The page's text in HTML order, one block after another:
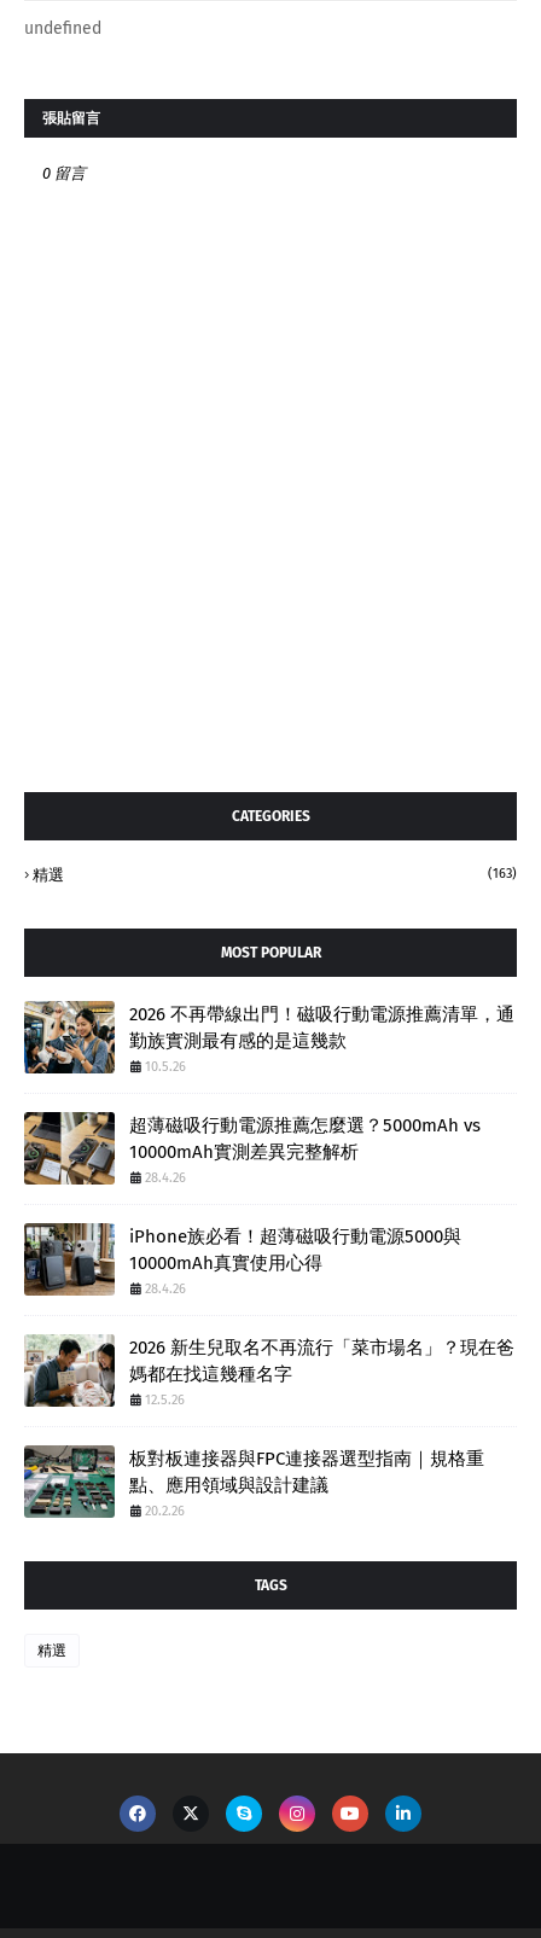
undefined
張貼留言
0 留言
CATEGORIES
精選 (163)
MOST POPULAR
2026 不再帶線出門！磁吸行動電源推薦清單，通
勤族實測最有感的是這幾款
10.5.26
超薄磁吸行動電源推薦怎麼選？5000mAh vs
10000mAh實測差異完整解析
28.4.26
iPhone族必看！超薄磁吸行動電源5000與
10000mAh真實使用心得
28.4.26
2026 新生兒取名不再流行「菜市場名」？現在爸
媽都在找這幾種名字
12.5.26
板對板連接器與FPC連接器選型指南｜規格重
點、應用領域與設計建議
20.2.26
TAGS
精選